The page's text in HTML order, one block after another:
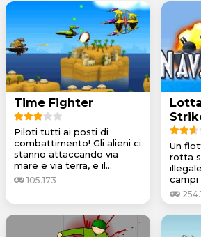
Time Fighter
Piloti tutti ai posti di
combattimento! Gli alieni ci
stanno attaccando via
mare e via terra, e il...
105.173
Un
rotta
campi